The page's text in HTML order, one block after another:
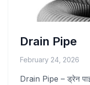
Drain Pipe
February 24, 2026
Drain Pipe – ड्रेन